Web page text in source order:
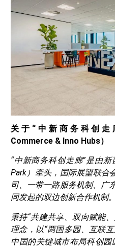
关于“中新商务科创走
Commerce & Inno Hubs）
“中新商务科创走廊”是由
Park）牵头，国际展望联合
司、一带一路服务机制、广
同发起的双边创新合作机制。
秉持“共建共享、双向赋能
理念，以“两国多园、互联
中国的关键城市布局科创